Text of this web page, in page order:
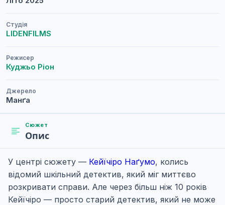
Студія
LIDENFILMS
Режисер
Куджьо Ріон
Джерело
Манґа
Сюжет
Опис
У центрі сюжету — Кейїчіро Наґумо, колись
відомий шкільний детектив, який міг миттєво
розкривати справи. Але через більш ніж 10 років
Кейїчіро — просто старий детектив, який не може